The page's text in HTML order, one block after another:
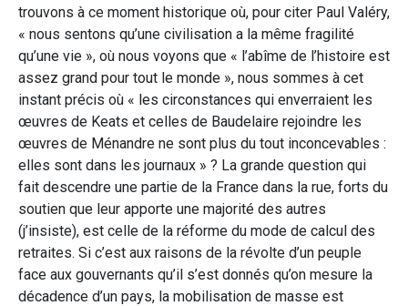
trouvons à ce moment historique où, pour citer Paul Valéry,
« nous sentons qu’une civilisation a la même fragilité
qu’une vie », où nous voyons que « l’abîme de l’histoire est
assez grand pour tout le monde », nous sommes à cet
instant précis où « les circonstances qui enverraient les
œuvres de Keats et celles de Baudelaire rejoindre les
œuvres de Ménandre ne sont plus du tout inconcevables :
elles sont dans les journaux » ? La grande question qui
fait descendre une partie de la France dans la rue, forts du
soutien que leur apporte une majorité des autres
(j’insiste), est celle de la réforme du mode de calcul des
retraites. Si c’est aux raisons de la révolte d’un peuple
face aux gouvernants qu’il s’est donnés qu’on mesure la
décadence d’un pays, la mobilisation de masse est